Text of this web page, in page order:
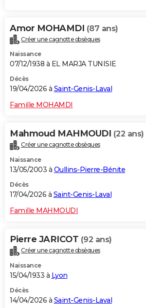
Amor MOHAMDI (87 ans)
Créer une cagnotte obsèques
Naissance
07/12/1938 à EL MARJA TUNISIE
Décès
19/04/2026 à Saint-Genis-Laval
Famille MOHAMDI
Mahmoud MAHMOUDI (22 ans)
Créer une cagnotte obsèques
Naissance
13/05/2003 à Oullins-Pierre-Bénite
Décès
17/04/2026 à Saint-Genis-Laval
Famille MAHMOUDI
Pierre JARICOT (92 ans)
Créer une cagnotte obsèques
Naissance
15/04/1933 à Lyon
Décès
14/04/2026 à Saint-Genis-Laval